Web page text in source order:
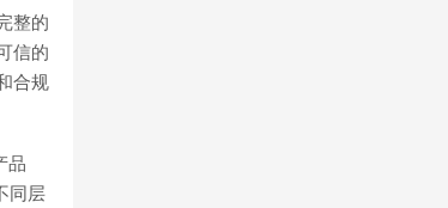
整的
信的
合规
品
同层